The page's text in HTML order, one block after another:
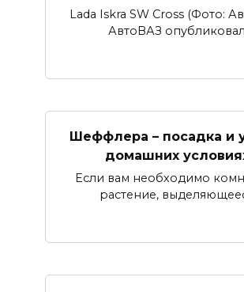
Lada Iskra SW Cross (Фото:
АвтоВАЗ опубликовал
Шеффлера – посадка и
домашних
Если вам необходимо
растение,